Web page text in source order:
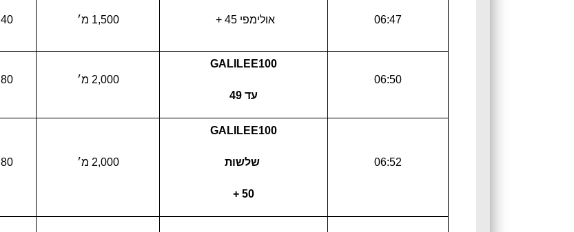
06:47 אולימפי 45 + 1,500 מ׳ 40 ק״מ (3 הקפות)
06:50
GALILEE100
עד 49
2,000 מ׳ 80 ק״מ (6 הקפות)
06:52
GALILEE100
שלשות
50 +
2,000 מ׳ 80 ק״מ (6 הקפות)